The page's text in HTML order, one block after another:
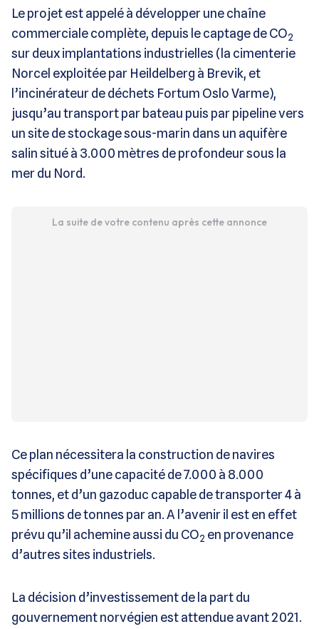
Le projet est appelé à développer une chaîne
commerciale complète, depuis le captage de CO2
sur deux implantations industrielles (la cimenterie
Norcel exploitée par Heildelberg à Brevik, et
l’incinérateur de déchets Fortum Oslo Varme),
jusqu’au transport par bateau puis par pipeline vers
un site de stockage sous-marin dans un aquifère
salin situé à 3.000 mètres de profondeur sous la
mer du Nord.
La suite de votre contenu après cette annonce
Ce plan nécessitera la construction de navires
spécifiques d’une capacité de 7.000 à 8.000
tonnes, et d’un gazoduc capable de transporter 4 à
5 millions de tonnes par an. A l’avenir il est en effet
prévu qu’il achemine aussi du CO2 en provenance
d’autres sites industriels.
La décision d’investissement de la part du
gouvernement norvégien est attendue avant 2021.